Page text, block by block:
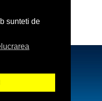
sunteti de